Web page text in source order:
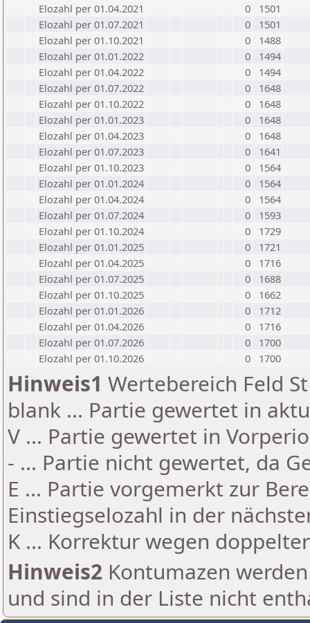
Elozahl per 01.04.2021
0
1501
Elozahl per 01.07.2021
0
1501
Elozahl per 01.10.2021
0
1488
Elozahl per 01.01.2022
0
1494
Elozahl per 01.04.2022
0
1494
Elozahl per 01.07.2022
0
1648
Elozahl per 01.10.2022
0
1648
Elozahl per 01.01.2023
0
1648
Elozahl per 01.04.2023
0
1648
Elozahl per 01.07.2023
0
1641
Elozahl per 01.10.2023
0
1564
Elozahl per 01.01.2024
0
1564
Elozahl per 01.04.2024
0
1564
Elozahl per 01.07.2024
0
1593
Elozahl per 01.10.2024
0
1729
Elozahl per 01.01.2025
0
1721
Elozahl per 01.04.2025
0
1716
Elozahl per 01.07.2025
0
1688
Elozahl per 01.10.2025
0
1662
Elozahl per 01.01.2026
0
1712
Elozahl per 01.04.2026
0
1716
Elozahl per 01.07.2026
0
1700
Elozahl per 01.10.2026
0 1700
Hinweis1 Wertebereich Feld
blank ... Partie gewertet in
V ... Partie gewertet in
- ... Partie nicht gewertet, da
E ... Partie vorgemerkt zur
Einstiegselozahl in der
K ... Korrektur wegen
Hinweis2 Kontumazen
und sind in der Liste nicht